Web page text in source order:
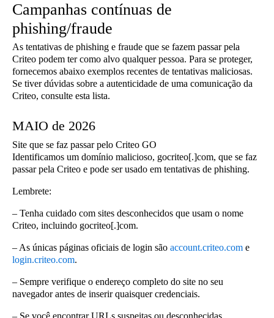
Campanhas contínuas de
phishing/fraude
As tentativas de phishing e fraude que se fazem passar pela
Criteo podem ter como alvo qualquer pessoa. Para se proteger,
fornecemos abaixo exemplos recentes de tentativas maliciosas.
Se tiver dúvidas sobre a autenticidade de uma comunicação da
Criteo, consulte esta lista.
MAIO de 2026
Site que se faz passar pelo Criteo GO
Identificamos um domínio malicioso, gocriteo[.]com, que se faz
passar pela Criteo e pode ser usado em tentativas de phishing.
Lembrete:
– Tenha cuidado com sites desconhecidos que usam o nome
Criteo, incluindo gocriteo[.]com.
– As únicas páginas oficiais de login são account.criteo.com e
login.criteo.com.
– Sempre verifique o endereço completo do site no seu
navegador antes de inserir quaisquer credenciais.